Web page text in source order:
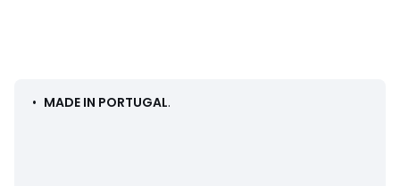
• Voering : 100% leer
• MADE IN PORTUGAL.